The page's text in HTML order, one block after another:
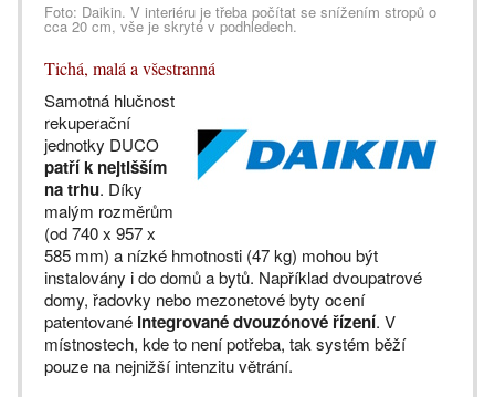
Foto: Daikin. V interiéru je třeba počítat se snížením stropů o
cca 20 cm, vše je skryté v podhledech.
Tichá, malá a všestranná
Samotná hlučnost
rekuperační
jednotky DUCO
patří k nejtišším
na trhu. Díky
malým rozměrům
(od 740 x 957 x
585 mm) a nízké hmotnosti (47 kg) mohou být
instalovány i do domů a bytů. Například dvoupatrové
domy, řadovky nebo mezonetové byty ocení
patentované integrované dvouzónové řízení. V
místnostech, kde to není potřeba, tak systém běží
pouze na nejnižší intenzitu větrání.